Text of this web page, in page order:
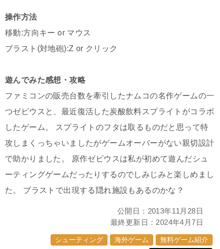
操作方法
移動:方向キー or マウス
ブラスト(対地砲):Z or クリック
遊んでみた感想・攻略
ファミコンの販売台数を牽引したナムコの名作ゲームの一
つゼビウスと、最近復活した炭酸飲料スプライトがコラボ
したゲーム。 スプライトのフタは取るものだと思って特
攻しまくっちゃいましたがゲームオーバーがない親切設計
で助かりました。 原作ゼビウスは私が初めて遊んだシュ
ーティングゲームだったりするのでしみじみと楽しめまし
た。 ブラストで出現する隠れ施設もあるのかな？
公開日： 2013年11月28日
最終更新日： 2024年4月7日
シューティング 海外ゲーム
無料ゲーム紹介